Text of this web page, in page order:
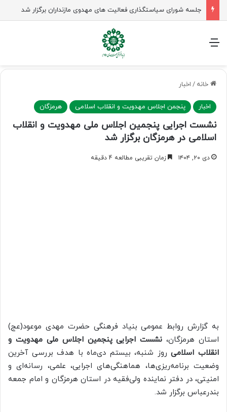
جلسه شورای سیاستگذاری فعالیت های مهدوی مازنداران برگزار شد
منو
خانه / اخبار
اخبار پنجمن اجلاس مهدویت و انقلاب اسلامی هرمزگان
نشست اجرایی پنجمین اجلاس ملی مهدویت و انقلاب
اسلامی در هرمزگان برگزار شد
دی ۲۰, ۱۴۰۴ زمان تقریبی مطالعه 4 دقیقه
به گزارش روابط عمومی بنیاد فرهنگی حضرت مهدی موعود(عج)
استان هرمزگان، نشست اجرایی پنجمین اجلاس ملی مهدویت و
انقلاب اسلامیروز شنبه، بیستم دی‌ماه با هدف بررسی آخرین
وضعیت برنامه‌ریزی‌ها، هماهنگی‌های اجرایی، علمی، رسانه‌ای و
امنیتی، در دفتر نماینده ولی‌فقیه در استان هرمزگان و امام جمعه
بندرعباس برگزار شد.